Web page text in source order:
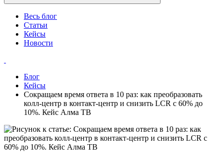
Весь блог
Статьи
Кейсы
Новости
Блог
Кейсы
Сокращаем время ответа в 10 раз: как преобразовать
колл-центр в контакт-центр и снизить LCR с 60% до
10%. Кейс Алма ТВ